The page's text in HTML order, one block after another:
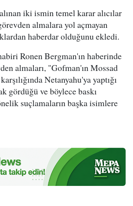
iki ismin temel karar alıcılar
almalara yol açmayan
haberdar olduğunu ekledi.
Ronen Bergman'ın haberinde
almaları, "Gofman'ın Mossad
Netanyahu'ya yaptığı
gördüğü ve böylece baskı
suçlamaların başka isimlere